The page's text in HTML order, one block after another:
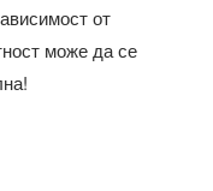
от
може да се